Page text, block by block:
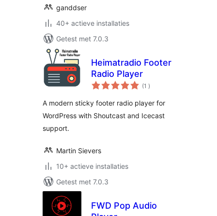
ganddser
40+ actieve installaties
Getest met 7.0.3
Heimatradio Footer
Radio Player
(1 aantal
beoordelingen
)
A modern sticky footer radio player for
WordPress with Shoutcast and Icecast
support.
Martin Sievers
10+ actieve installaties
Getest met 7.0.3
FWD Pop Audio